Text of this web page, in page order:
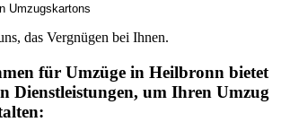
Umzugskartons
das Vergnügen bei Ihnen.
für Umzüge in Heilbronn bietet
Dienstleistungen, um Ihren Umzug